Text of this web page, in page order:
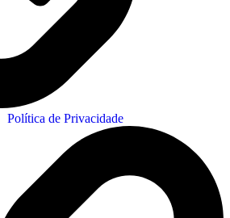
Política de Privacidade